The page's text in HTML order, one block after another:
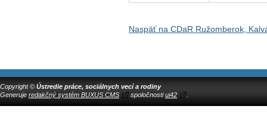
Naspäť na CDaR Ružomberok,
Copyright © Ústredie práce, sociálnych vecí a rodiny
Generuje redakčný systém BUXUS CMS spoločnostiui42